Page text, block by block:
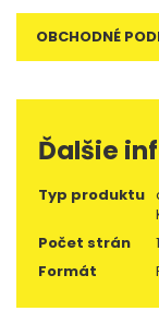
OBCHODNÉ
Ďalšie
Typ produktu
Počet strán
Formát